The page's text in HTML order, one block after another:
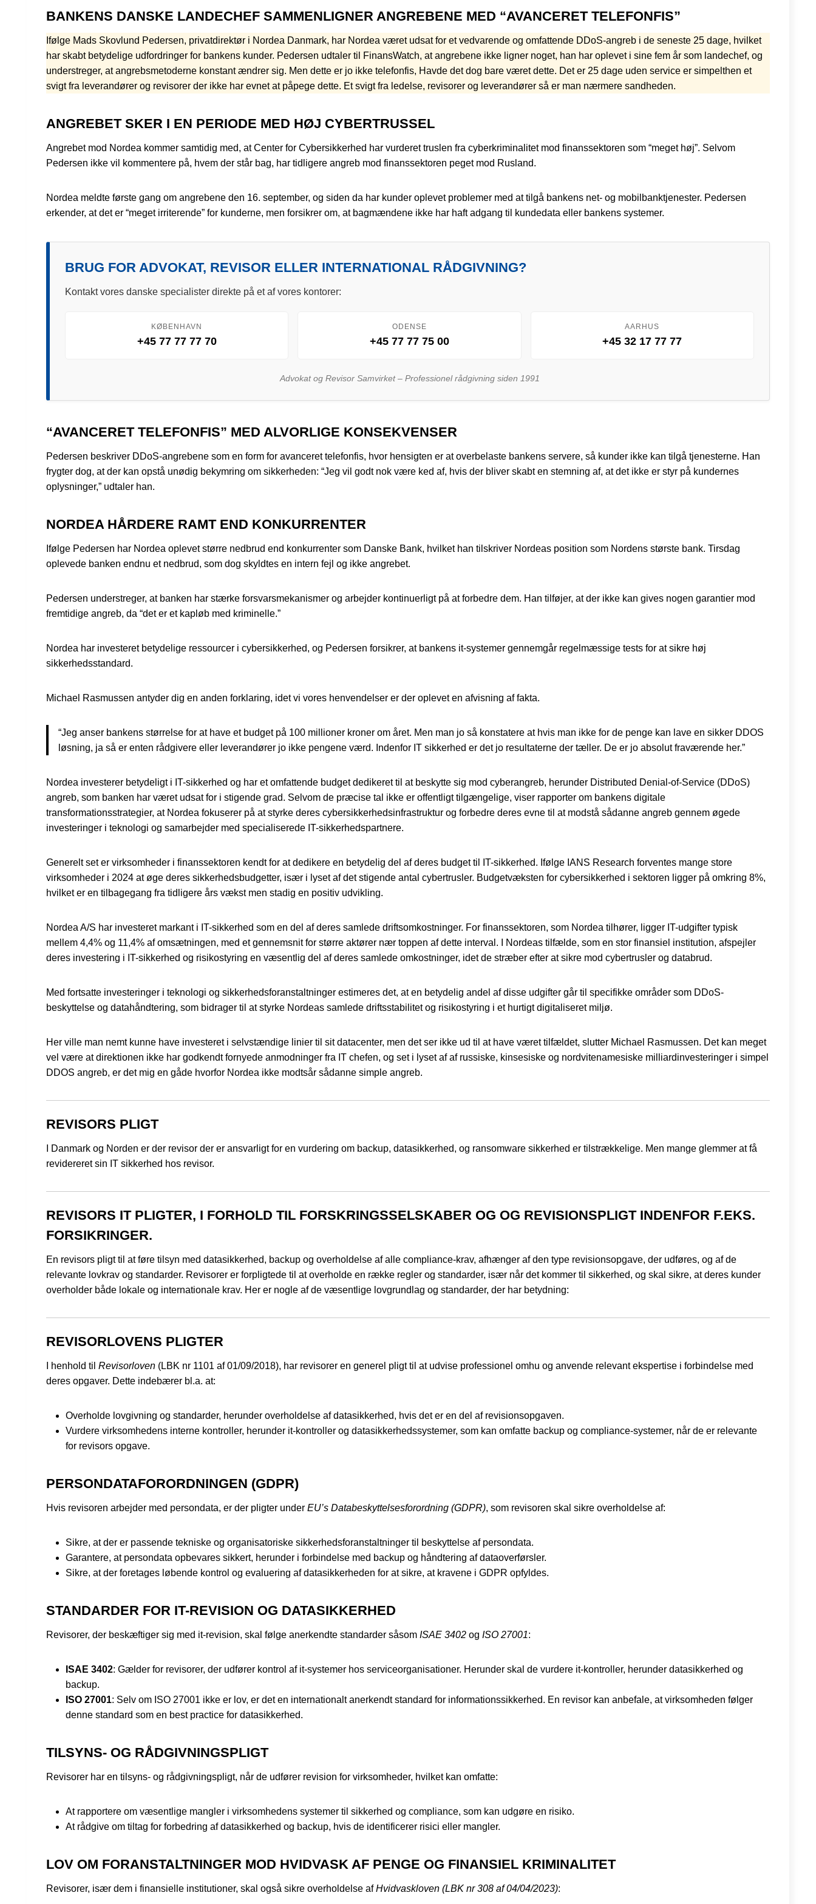
BANKENS DANSKE LANDECHEF SAMMENLIGNER ANGREBENE MED “AVANCERET TELEFONFIS”
Ifølge Mads Skovlund Pedersen, privatdirektør i Nordea Danmark, har Nordea været udsat for et vedvarende og omfattende DDoS-angreb i de seneste 25 dage, hvilket
har skabt betydelige udfordringer for bankens kunder. Pedersen udtaler til FinansWatch, at angrebene ikke ligner noget, han har oplevet i sine fem år som landechef, og
understreger, at angrebsmetoderne konstant ændrer sig. Men dette er jo ikke telefonfis, Havde det dog bare været dette. Det er 25 dage uden service er simpelthen et
svigt fra leverandører og revisorer der ikke har evnet at påpege dette. Et svigt fra ledelse, revisorer og leverandører så er man nærmere sandheden.
ANGREBET SKER I EN PERIODE MED HØJ CYBERTRUSSEL
Angrebet mod Nordea kommer samtidig med, at Center for Cybersikkerhed har vurderet truslen fra cyberkriminalitet mod finanssektoren som “meget høj”. Selvom
Pedersen ikke vil kommentere på, hvem der står bag, har tidligere angreb mod finanssektoren peget mod Rusland.
Nordea meldte første gang om angrebene den 16. september, og siden da har kunder oplevet problemer med at tilgå bankens net- og mobilbanktjenester. Pedersen
erkender, at det er “meget irriterende” for kunderne, men forsikrer om, at bagmændene ikke har haft adgang til kundedata eller bankens systemer.
BRUG FOR ADVOKAT, REVISOR ELLER INTERNATIONAL RÅDGIVNING?
Kontakt vores danske specialister direkte på et af vores kontorer:
KØBENHAVN
+45 77 77 77 70
ODENSE
+45 77 77 75 00
AARHUS
+45 32 17 77 77
Advokat og Revisor Samvirket – Professionel rådgivning siden 1991
“AVANCERET TELEFONFIS” MED ALVORLIGE KONSEKVENSER
Pedersen beskriver DDoS-angrebene som en form for avanceret telefonfis, hvor hensigten er at overbelaste bankens servere, så kunder ikke kan tilgå tjenesterne. Han
frygter dog, at der kan opstå unødig bekymring om sikkerheden: “Jeg vil godt nok være ked af, hvis der bliver skabt en stemning af, at det ikke er styr på kundernes
oplysninger,” udtaler han.
NORDEA HÅRDERE RAMT END KONKURRENTER
Ifølge Pedersen har Nordea oplevet større nedbrud end konkurrenter som Danske Bank, hvilket han tilskriver Nordeas position som Nordens største bank. Tirsdag
oplevede banken endnu et nedbrud, som dog skyldtes en intern fejl og ikke angrebet.
Pedersen understreger, at banken har stærke forsvarsmekanismer og arbejder kontinuerligt på at forbedre dem. Han tilføjer, at der ikke kan gives nogen garantier mod
fremtidige angreb, da “det er et kapløb med kriminelle.”
Nordea har investeret betydelige ressourcer i cybersikkerhed, og Pedersen forsikrer, at bankens it-systemer gennemgår regelmæssige tests for at sikre høj
sikkerhedsstandard.
Michael Rasmussen antyder dig en anden forklaring, idet vi vores henvendelser er der oplevet en afvisning af fakta.
“Jeg anser bankens størrelse for at have et budget på 100 millioner kroner om året. Men man jo så konstatere at hvis man ikke for de penge kan lave en sikker DDOS
løsning, ja så er enten rådgivere eller leverandører jo ikke pengene værd. Indenfor IT sikkerhed er det jo resultaterne der tæller. De er jo absolut fraværende her.”
Nordea investerer betydeligt i IT-sikkerhed og har et omfattende budget dedikeret til at beskytte sig mod cyberangreb, herunder Distributed Denial-of-Service (DDoS)
angreb, som banken har været udsat for i stigende grad. Selvom de præcise tal ikke er offentligt tilgængelige, viser rapporter om bankens digitale
transformationsstrategier, at Nordea fokuserer på at styrke deres cybersikkerhedsinfrastruktur og forbedre deres evne til at modstå sådanne angreb gennem øgede
investeringer i teknologi og samarbejder med specialiserede IT-sikkerhedspartnere.
Generelt set er virksomheder i finanssektoren kendt for at dedikere en betydelig del af deres budget til IT-sikkerhed. Ifølge IANS Research forventes mange store
virksomheder i 2024 at øge deres sikkerhedsbudgetter, især i lyset af det stigende antal cybertrusler. Budgetvæksten for cybersikkerhed i sektoren ligger på omkring 8%,
hvilket er en tilbagegang fra tidligere års vækst men stadig en positiv udvikling.
Nordea A/S har investeret markant i IT-sikkerhed som en del af deres samlede driftsomkostninger. For finanssektoren, som Nordea tilhører, ligger IT-udgifter typisk
mellem 4,4% og 11,4% af omsætningen, med et gennemsnit for større aktører nær toppen af dette interval. I Nordeas tilfælde, som en stor finansiel institution, afspejler
deres investering i IT-sikkerhed og risikostyring en væsentlig del af deres samlede omkostninger, idet de stræber efter at sikre mod cybertrusler og databrud.
Med fortsatte investeringer i teknologi og sikkerhedsforanstaltninger estimeres det, at en betydelig andel af disse udgifter går til specifikke områder som DDoS-
beskyttelse og datahåndtering, som bidrager til at styrke Nordeas samlede driftsstabilitet og risikostyring i et hurtigt digitaliseret miljø.
Her ville man nemt kunne have investeret i selvstændige linier til sit datacenter, men det ser ikke ud til at have været tilfældet, slutter Michael Rasmussen. Det kan meget
vel være at direktionen ikke har godkendt fornyede anmodninger fra IT chefen, og set i lyset af af russiske, kinsesiske og nordvitenamesiske milliardinvesteringer i simpel
DDOS angreb, er det mig en gåde hvorfor Nordea ikke modtsår sådanne simple angreb.
REVISORS PLIGT
I Danmark og Norden er der revisor der er ansvarligt for en vurdering om backup, datasikkerhed, og ransomware sikkerhed er tilstrækkelige. Men mange glemmer at få
revidereret sin IT sikkerhed hos revisor.
REVISORS IT PLIGTER, I FORHOLD TIL FORSKRINGSSELSKABER OG OG REVISIONSPLIGT INDENFOR F.EKS.
FORSIKRINGER.
En revisors pligt til at føre tilsyn med datasikkerhed, backup og overholdelse af alle compliance-krav, afhænger af den type revisionsopgave, der udføres, og af de
relevante lovkrav og standarder. Revisorer er forpligtede til at overholde en række regler og standarder, især når det kommer til sikkerhed, og skal sikre, at deres kunder
overholder både lokale og internationale krav. Her er nogle af de væsentlige lovgrundlag og standarder, der har betydning:
REVISORLOVENS PLIGTER
I henhold til Revisorloven (LBK nr 1101 af 01/09/2018), har revisorer en generel pligt til at udvise professionel omhu og anvende relevant ekspertise i forbindelse med
deres opgaver. Dette indebærer bl.a. at:
Overholde lovgivning og standarder, herunder overholdelse af datasikkerhed, hvis det er en del af revisionsopgaven.
Vurdere virksomhedens interne kontroller, herunder it-kontroller og datasikkerhedssystemer, som kan omfatte backup og compliance-systemer, når de er relevante
for revisors opgave.
PERSONDATAFORORDNINGEN (GDPR)
Hvis revisoren arbejder med persondata, er der pligter under EU’s Databeskyttelsesforordning (GDPR), som revisoren skal sikre overholdelse af:
Sikre, at der er passende tekniske og organisatoriske sikkerhedsforanstaltninger til beskyttelse af persondata.
Garantere, at persondata opbevares sikkert, herunder i forbindelse med backup og håndtering af dataoverførsler.
Sikre, at der foretages løbende kontrol og evaluering af datasikkerheden for at sikre, at kravene i GDPR opfyldes.
STANDARDER FOR IT-REVISION OG DATASIKKERHED
Revisorer, der beskæftiger sig med it-revision, skal følge anerkendte standarder såsom ISAE 3402 og ISO 27001:
ISAE 3402: Gælder for revisorer, der udfører kontrol af it-systemer hos serviceorganisationer. Herunder skal de vurdere it-kontroller, herunder datasikkerhed og
backup.
ISO 27001: Selv om ISO 27001 ikke er lov, er det en internationalt anerkendt standard for informationssikkerhed. En revisor kan anbefale, at virksomheden følger
denne standard som en best practice for datasikkerhed.
TILSYNS- OG RÅDGIVNINGSPLIGT
Revisorer har en tilsyns- og rådgivningspligt, når de udfører revision for virksomheder, hvilket kan omfatte:
At rapportere om væsentlige mangler i virksomhedens systemer til sikkerhed og compliance, som kan udgøre en risiko.
At rådgive om tiltag for forbedring af datasikkerhed og backup, hvis de identificerer risici eller mangler.
LOV OM FORANSTALTNINGER MOD HVIDVASK AF PENGE OG FINANSIEL KRIMINALITET
Revisorer, især dem i finansielle institutioner, skal også sikre overholdelse afHvidvaskloven (LBK nr 308 af 04/04/2023):